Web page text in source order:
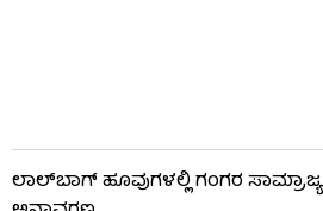
ಲಾಲ್​ಬಾಗ್ ಹೂವುಗಳಲ್ಲಿ ಗಂಗರ ಸಾಮ್ರಾಜ್ಯ